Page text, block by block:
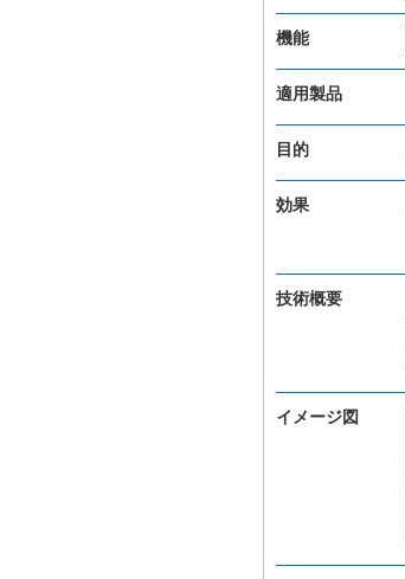
機能
適用製品
目的
効果
技術概要
イメージ図